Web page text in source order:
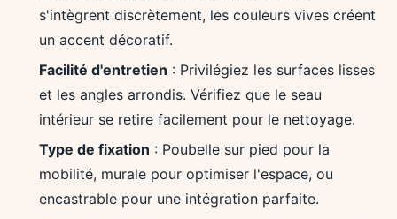
s'intègrent discrètement, les couleurs vives créent
un accent décoratif.
Facilité d'entretien : Privilégiez les surfaces lisses
et les angles arrondis. Vérifiez que le seau
intérieur se retire facilement pour le nettoyage.
Type de fixation : Poubelle sur pied pour la
mobilité, murale pour optimiser l'espace, ou
encastrable pour une intégration parfaite.